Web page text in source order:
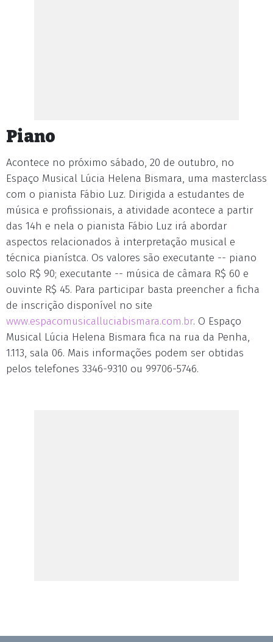
Piano
Acontece no próximo sábado, 20 de outubro, no
Espaço Musical Lúcia Helena Bismara, uma masterclass
com o pianista Fábio Luz. Dirigida a estudantes de
música e profissionais, a atividade acontece a partir
das 14h e nela o pianista Fábio Luz irá abordar
aspectos relacionados à interpretação musical e
técnica pianístca. Os valores são executante -- piano
solo R$ 90; executante -- música de câmara R$ 60 e
ouvinte R$ 45. Para participar basta preencher a ficha
de inscrição disponível no site
www.espacomusicalluciabismara.com.br. O Espaço
Musical Lúcia Helena Bismara fica na rua da Penha,
1.113, sala 06. Mais informações podem ser obtidas
pelos telefones 3346-9310 ou 99706-5746.